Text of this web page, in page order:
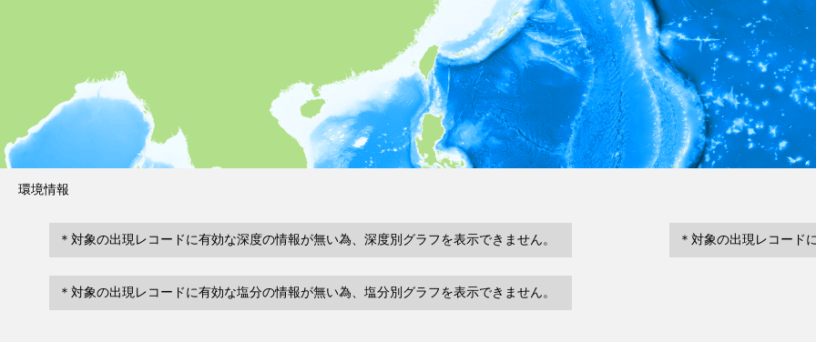
環境情報
＊対象の出現レコードに有効な深度の情報が無い為、深度別グラフを表示できません。 ＊対象の出現レコード
＊対象の出現レコードに有効な塩分の情報が無い為、塩分別グラフを表示できません。